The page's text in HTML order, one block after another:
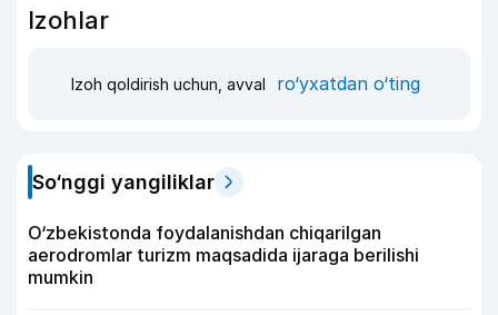
Izohlar
Izoh qoldirish uchun, avval ro‘yxatdan o‘ting
So‘nggi yangiliklar
O‘zbekistonda foydalanishdan chiqarilgan
aerodromlar turizm maqsadida ijaraga berilishi
mumkin